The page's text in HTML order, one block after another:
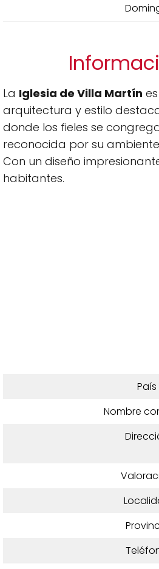
La Iglesia de Villa Martín
arquitectura y estilo
donde los fieles se
reconocida por su
Con un diseño
habitantes.
País
Nombre